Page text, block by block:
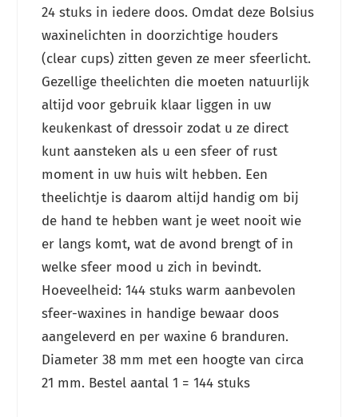
24 stuks in iedere doos. Omdat deze Bolsius
waxinelichten in doorzichtige houders
(clear cups) zitten geven ze meer sfeerlicht.
Gezellige theelichten die moeten natuurlijk
altijd voor gebruik klaar liggen in uw
keukenkast of dressoir zodat u ze direct
kunt aansteken als u een sfeer of rust
moment in uw huis wilt hebben. Een
theelichtje is daarom altijd handig om bij
de hand te hebben want je weet nooit wie
er langs komt, wat de avond brengt of in
welke sfeer mood u zich in bevindt.
Hoeveelheid: 144 stuks warm aanbevolen
sfeer-waxines in handige bewaar doos
aangeleverd en per waxine 6 branduren.
Diameter 38 mm met een hoogte van circa
21 mm. Bestel aantal 1 = 144 stuks